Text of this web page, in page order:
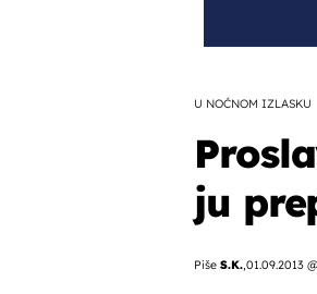
U NOĆNOM IZLASKU
ju
Piše S.K.,01.09.2013